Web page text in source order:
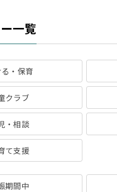
一覧
・保育
クラブ
・相談
て支援
期間中